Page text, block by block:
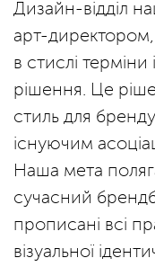
Дизайн-відділ
арт-
в стислі
рішення. Це
стиль для
існуючим
Наша мета
сучасний
прописані всі
візуальної